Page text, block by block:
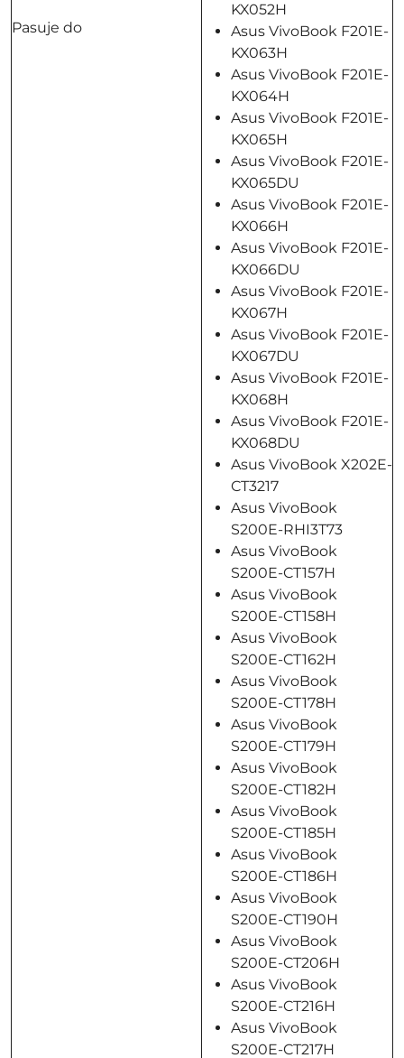
Pasuje do
KX052H
Asus VivoBook F201E-
KX063H
Asus VivoBook F201E-
KX064H
Asus VivoBook F201E-
KX065H
Asus VivoBook F201E-
KX065DU
Asus VivoBook F201E-
KX066H
Asus VivoBook F201E-
KX066DU
Asus VivoBook F201E-
KX067H
Asus VivoBook F201E-
KX067DU
Asus VivoBook F201E-
KX068H
Asus VivoBook F201E-
KX068DU
Asus VivoBook X202E-
CT3217
Asus VivoBook
S200E-RHI3T73
Asus VivoBook
S200E-CT157H
Asus VivoBook
S200E-CT158H
Asus VivoBook
S200E-CT162H
Asus VivoBook
S200E-CT178H
Asus VivoBook
S200E-CT179H
Asus VivoBook
S200E-CT182H
Asus VivoBook
S200E-CT185H
Asus VivoBook
S200E-CT186H
Asus VivoBook
S200E-CT190H
Asus VivoBook
S200E-CT206H
Asus VivoBook
S200E-CT216H
Asus VivoBook
S200E-CT217H